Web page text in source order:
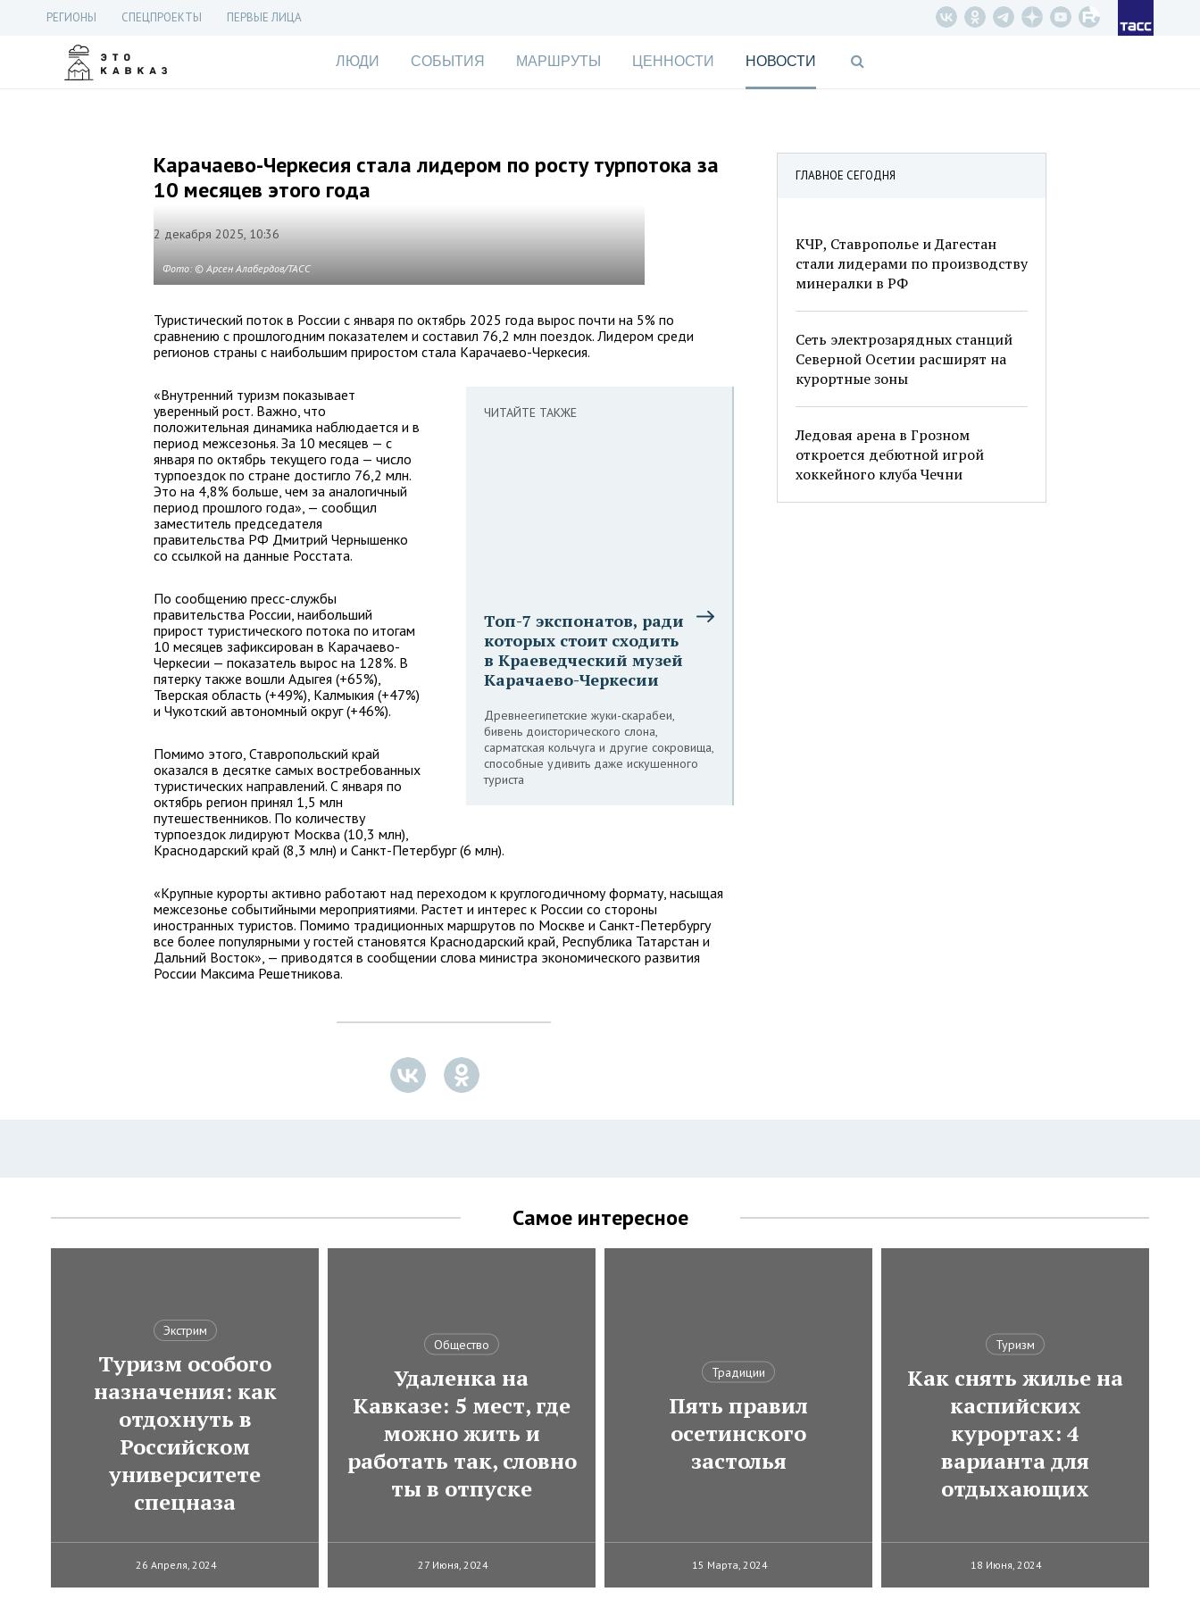
РЕГИОНЫ СПЕЦПРОЕКТЫ ПЕРВЫЕ ЛИЦА
ЛЮДИ СОБЫТИЯ МАРШРУТЫ ЦЕННОСТИ НОВОСТИ
ГЛАВНОЕ СЕГОДНЯ
КЧР, Ставрополье и Дагестан
стали лидерами по производству
минералки в РФ
Сеть электрозарядных станций
Северной Осетии расширят на
курортные зоны
Ледовая арена в Грозном
откроется дебютной игрой
хоккейного клуба Чечни
Карачаево-Черкесия стала лидером по росту турпотока за
10 месяцев этого года
2 декабря 2025, 10:36
Фото: © Арсен Алабердов/ТАСС
Туристический поток в России с января по октябрь 2025 года вырос почти на 5% по
сравнению с прошлогодним показателем и составил 76,2 млн поездок. Лидером среди
регионов страны с наибольшим приростом стала Карачаево-Черкесия.
ЧИТАЙТЕ ТАКЖЕ
Топ-7 экспонатов, ради
которых стоит сходить
в Краеведческий музей
Карачаево-Черкесии
Древнеегипетские жуки-скарабеи,
бивень доисторического слона,
сарматская кольчуга и другие сокровища,
способные удивить даже искушенного
туриста
«Внутренний туризм показывает
уверенный рост. Важно, что
положительная динамика наблюдается и в
период межсезонья. За 10 месяцев — с
января по октябрь текущего года — число
турпоездок по стране достигло 76,2 млн.
Это на 4,8% больше, чем за аналогичный
период прошлого года», — сообщил
заместитель председателя
правительства РФ Дмитрий Чернышенко
со ссылкой на данные Росстата.
По сообщению пресс-службы
правительства России, наибольший
прирост туристического потока по итогам
10 месяцев зафиксирован в Карачаево-
Черкесии — показатель вырос на 128%. В
пятерку также вошли Адыгея (+65%),
Тверская область (+49%), Калмыкия (+47%)
и Чукотский автономный округ (+46%).
Помимо этого, Ставропольский край
оказался в десятке самых востребованных
туристических направлений. С января по
октябрь регион принял 1,5 млн
путешественников. По количеству
турпоездок лидируют Москва (10,3 млн),
Краснодарский край (8,3 млн) и Санкт-Петербург (6 млн).
«Крупные курорты активно работают над переходом к круглогодичному формату, насыщая
межсезонье событийными мероприятиями. Растет и интерес к России со стороны
иностранных туристов. Помимо традиционных маршрутов по Москве и Санкт-Петербургу
все более популярными у гостей становятся Краснодарский край, Республика Татарстан и
Дальний Восток», — приводятся в сообщении слова министра экономического развития
России Максима Решетникова.
Самое интересное
Экстрим
Туризм особого
назначения: как
отдохнуть в
Российском
университете
спецназа
26 Апреля, 2024
Общество
Удаленка на
Кавказе: 5 мест, где
можно жить и
работать так, словно
ты в отпуске
27 Июня, 2024
Традиции
Пять правил
осетинского
застолья
15 Марта, 2024
Туризм
Как снять жилье на
каспийских
курортах: 4
варианта для
отдыхающих
18 Июня, 2024